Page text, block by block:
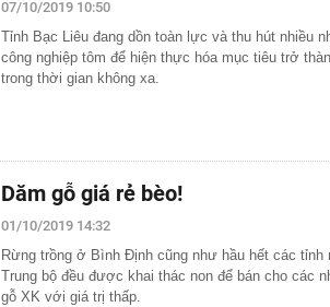
07/10/2019 10:50
Tỉnh Bạc Liêu đang dồn toàn lực và thu hút nhiều
công nghiệp tôm để hiện thực hóa mục tiêu trở
trong thời gian không xa.
Dăm gỗ giá rẻ bèo!
01/10/2019 14:32
Rừng trồng ở Bình Định cũng như hầu hết các tỉnh
Trung bộ đều được khai thác non để bán cho các
gỗ XK với giá trị thấp.